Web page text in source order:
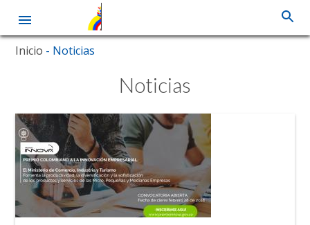
PasarInicio - Noticias
Noticias